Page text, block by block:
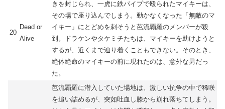
20
Dead or
Alive
きを封じられ、一虎に鉄パイプで殴られたマイキーは、
その場で座り込んでしまう。動かなくなった「無敵のマ
イキー」にとどめを刺そうと芭流覇羅のメンバーが殺
到。ドラケンやタケミチたちは、マイキーを助けようと
するが、近くまで辿り着くこともできない。そのとき、
絶体絶命のマイキーの前に現れたのは、意外な男だっ
た。
芭流覇羅に潜入していた場地は、激しい抗争の中で稀咲
を追い詰めるが、突如吐血し膝から崩れ落ちてしまう。